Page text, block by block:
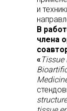
и
В
члена
« Tissue